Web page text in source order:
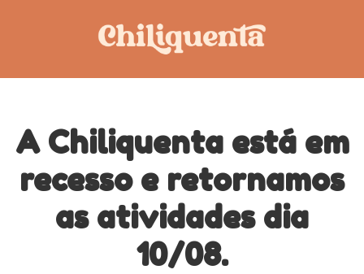
A Chiliquenta está em
recesso e retornamos
as atividades dia
10/08.